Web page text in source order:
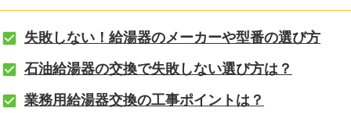
失敗しない！給湯器のメーカーや型番の選び方
石油給湯器の交換で失敗しない選び方は？
業務用給湯器交換の工事ポイントは？